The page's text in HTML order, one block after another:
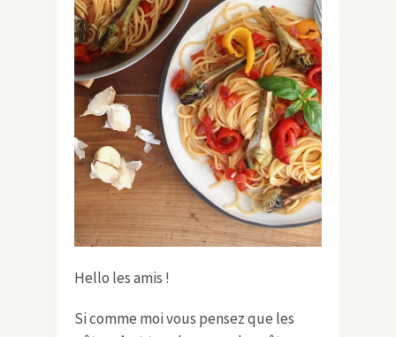
Hello les amis !
Si comme moi vous pensez que les